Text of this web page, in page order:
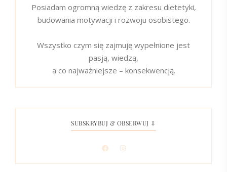
Posiadam ogromną wiedzę z zakresu dietetyki,
budowania motywacji i rozwoju osobistego.
Wszystko czym się zajmuję wypełnione jest
pasją, wiedzą,
a co najważniejsze – konsekwencją.
SUBSKRYBUJ & OBSERWUJ ⇩